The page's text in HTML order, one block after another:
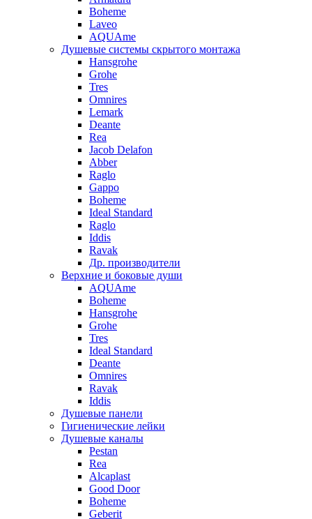
Boheme
Laveo
AQUAme
Душевые системы скрытого монтажа
Hansgrohe
Grohe
Tres
Omnires
Lemark
Deante
Rea
Jacob Delafon
Abber
Raglo
Gappo
Boheme
Ideal Standard
Raglo
Iddis
Ravak
Др. производители
Верхние и боковые души
AQUAme
Boheme
Hansgrohe
Grohe
Tres
Ideal Standard
Deante
Omnires
Ravak
Iddis
Душевые панели
Гигиенические лейки
Душевые каналы
Pestan
Rea
Alcaplast
Good Door
Boheme
Geberit